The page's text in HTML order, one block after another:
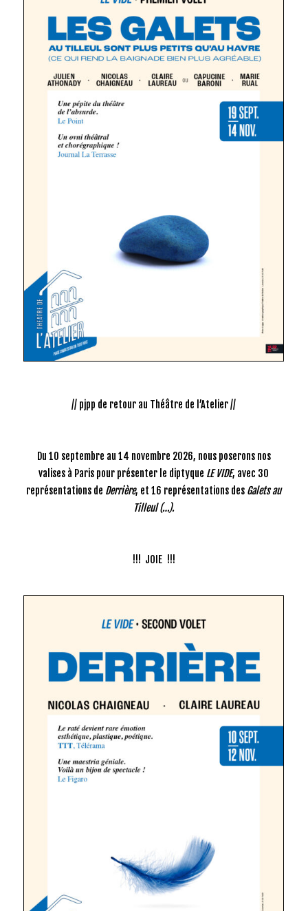
// pjpp de retour au Théâtre de l’Atelier //
Du 10 septembre au 14 novembre 2026, nous poserons nos
valises à Paris pour présenter le diptyque LE VIDE, avec 30
représentations de Derrière, et 16 représentations des Galets au
Tilleul (…).
!!! JOIE !!!